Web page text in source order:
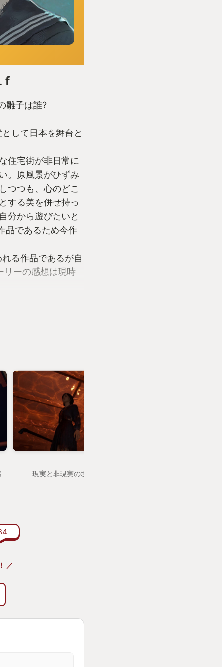
f
雛子は誰?
して日本を舞台と
住宅街が非日常に
。原風景がひずみ
つつも、心のどこ
する美を併せ持っ
分から遊びたいと
品であるため今作
る作品であるが自
リーの感想は現時
報を聞いていた
易度は“難関”でプ
世界と謎の神社仏
これまでの作品で
だったのに対して
和感を感じたり、
と以外の目的が示
か?」と頭の片隅で
、犬っぽさのある
腕を振り上げる攻
間をとっていても
かすめる。かなり
これまでの海外の
地裏で乱雑に置か
うとしても壁や物
現実と非現実の境界が溶けていく
／